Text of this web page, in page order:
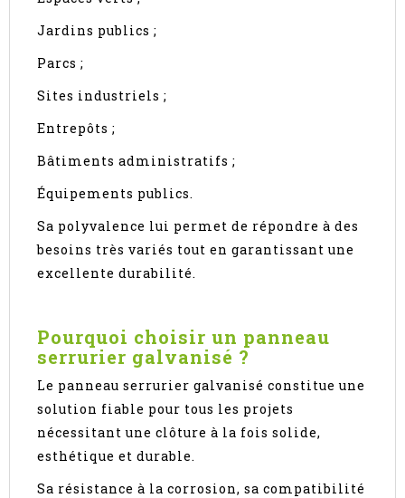
Jardins publics ;
Parcs ;
Sites industriels ;
Entrepôts ;
Bâtiments administratifs ;
Équipements publics.
Sa polyvalence lui permet de répondre à des
besoins très variés tout en garantissant une
excellente durabilité.
Pourquoi choisir un panneau
serrurier galvanisé ?
Le panneau serrurier galvanisé constitue une
solution fiable pour tous les projets
nécessitant une clôture à la fois solide,
esthétique et durable.
Sa résistance à la corrosion, sa compatibilité